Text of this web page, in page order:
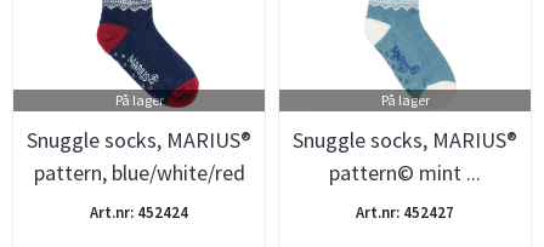
På lager
Snuggle socks, MARIUS®
pattern, blue/white/red
Art.nr: 452424
På lager
Snuggle socks, MARIUS®
pattern© mint ...
Art.nr: 452427